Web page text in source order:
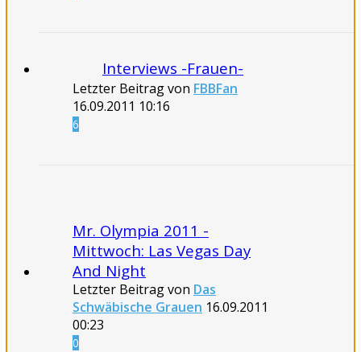
Interviews -Frauen-
Letzter Beitrag von FBBFan
16.09.2011 10:16
6
Mr. Olympia 2011 -
Mittwoch: Las Vegas Day
And Night
Letzter Beitrag von Das
Schwäbische Grauen 16.09.2011
00:23
0